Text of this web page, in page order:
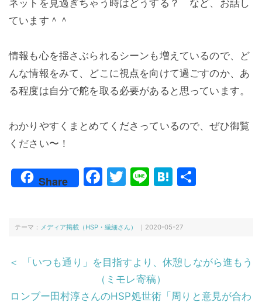
ネットを見過ぎちゃう時はどうする？ など、お話し
ています＾＾
情報も心を揺さぶられるシーンも増えているので、ど
んな情報をみて、どこに視点を向けて過ごすのか、あ
る程度は自分で舵を取る必要があると思っています。
わかりやすくまとめてくださっているので、ぜひ御覧
ください〜！
Share
F
e
o
o
T
er
Li H
n
a
テーマ： メディア掲載（HSP・繊細さん） ｜2020-05-27
＜ 「いつも通り」を目指すより、休憩しながら進もう
（ミモレ寄稿）
ロンブー田村淳さんのHSP処世術「周りと意見が合わ